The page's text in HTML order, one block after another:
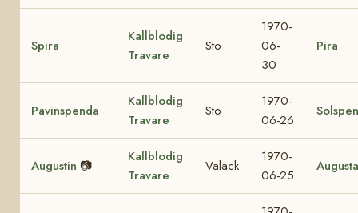
Spira
Kallblodig
Travare
Sto
1970-
06-
30
Pira
Pavinspenda
Kallblodig
Travare
Sto
1970-
06-26
Augustin 📷
Kallblodig
Travare
Valack
1970-
06-25
Augusta